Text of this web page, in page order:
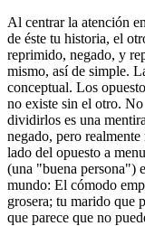
Al centrar la atención
de éste tu historia, el
reprimido, negado, y
mismo, así de simple.
conceptual. Los
no existe sin el otro.
dividirlos es una
negado, pero
lado del opuesto a
(una "buena persona")
mundo: El cómodo
grosera; tu marido que
que parece que no